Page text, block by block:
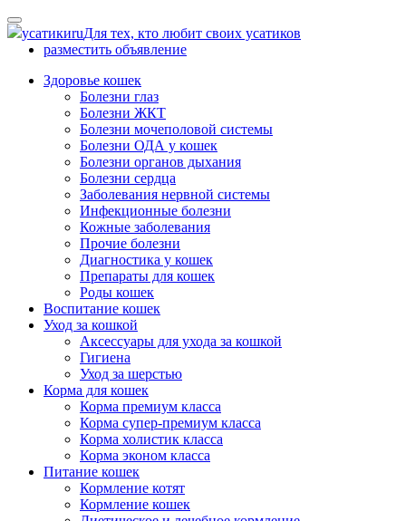
Skip
to
content
усатикиruДля тех, кто любит своих усатиков
разместить объявление
Здоровье кошек
Болезни глаз
Болезни ЖКТ
Болезни мочеполовой системы
Болезни ОДА у кошек
Болезни органов дыхания
Болезни сердца
Заболевания нервной системы
Инфекционные болезни
Кожные заболевания
Прочие болезни
Диагностика у кошек
Препараты для кошек
Роды кошек
Воспитание кошек
Уход за кошкой
Аксессуары для ухода за кошкой
Гигиена
Уход за шерстью
Корма для кошек
Корма премиум класса
Корма супер-премиум класса
Корма холистик класса
Корма эконом класса
Питание кошек
Кормление котят
Кормление кошек